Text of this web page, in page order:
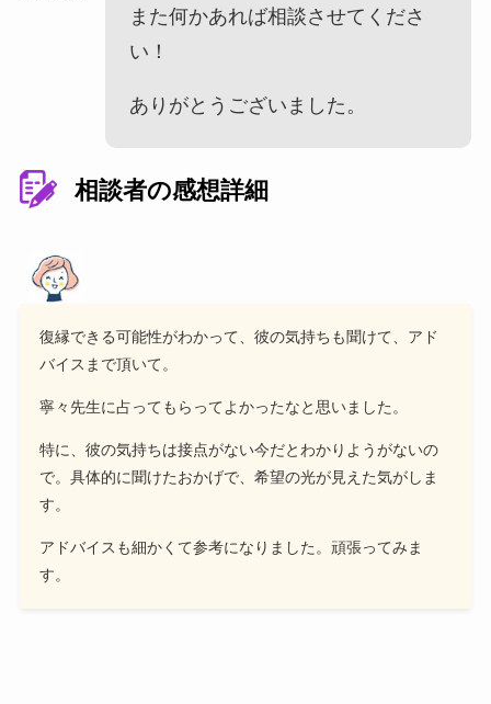
また何かあれば相談させてくださ
い！
ありがとうございました。
相談者の感想詳細
復縁できる可能性がわかって、彼の気持ちも聞けて、アド
バイスまで頂いて。
寧々先生に占ってもらってよかったなと思いました。
特に、彼の気持ちは接点がない今だとわかりようがないの
で。具体的に聞けたおかげで、希望の光が見えた気がしま
す。
アドバイスも細かくて参考になりました。頑張ってみま
す。